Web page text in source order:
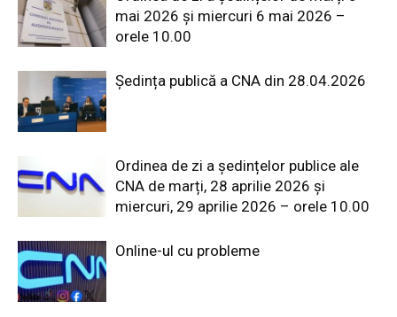
mai 2026 și miercuri 6 mai 2026 –
orele 10.00
Ședința publică a CNA din 28.04.2026
Ordinea de zi a ședințelor publice ale
CNA de marți, 28 aprilie 2026 și
miercuri, 29 aprilie 2026 – orele 10.00
Online-ul cu probleme